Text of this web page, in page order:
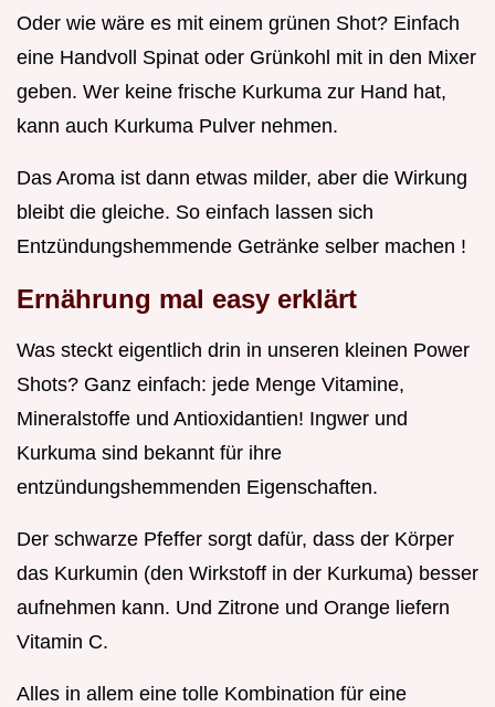
Oder wie wäre es mit einem grünen Shot? Einfach
eine Handvoll Spinat oder Grünkohl mit in den Mixer
geben. Wer keine frische Kurkuma zur Hand hat,
kann auch Kurkuma Pulver nehmen.
Das Aroma ist dann etwas milder, aber die Wirkung
bleibt die gleiche. So einfach lassen sich
Entzündungshemmende Getränke selber machen !
Ernährung mal easy erklärt
Was steckt eigentlich drin in unseren kleinen Power
Shots? Ganz einfach: jede Menge Vitamine,
Mineralstoffe und Antioxidantien! Ingwer und
Kurkuma sind bekannt für ihre
entzündungshemmenden Eigenschaften.
Der schwarze Pfeffer sorgt dafür, dass der Körper
das Kurkumin (den Wirkstoff in der Kurkuma) besser
aufnehmen kann. Und Zitrone und Orange liefern
Vitamin C.
Alles in allem eine tolle Kombination für eine